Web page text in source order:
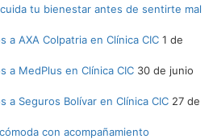
tu bienestar antes de sentirte mal
a AXA Colpatria en Clínica CIC 1 de
a MedPlus en Clínica CIC 30 de junio
a Seguros Bolívar en Clínica CIC 27 de
con acompañamiento